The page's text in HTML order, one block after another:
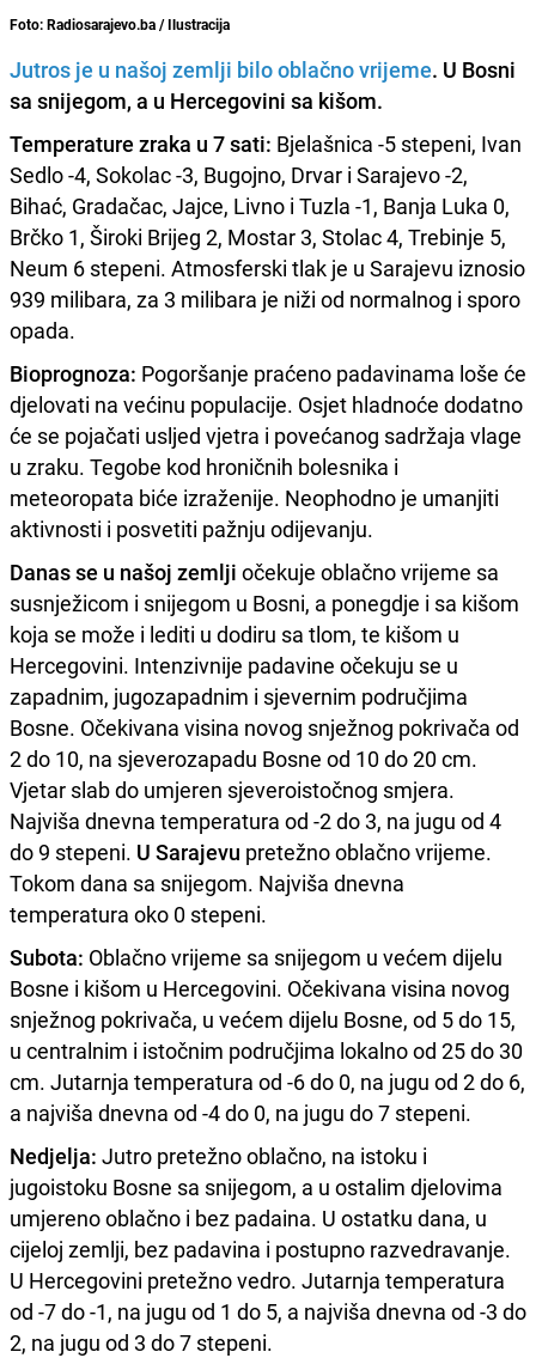
Foto: Radiosarajevo.ba / Ilustracija
Jutros je u našoj zemlji bilo oblačno vrijeme. U Bosni
sa snijegom, a u Hercegovini sa kišom.
Temperature zraka u 7 sati: Bjelašnica -5 stepeni, Ivan
Sedlo -4, Sokolac -3, Bugojno, Drvar i Sarajevo -2,
Bihać, Gradačac, Jajce, Livno i Tuzla -1, Banja Luka 0,
Brčko 1, Široki Brijeg 2, Mostar 3, Stolac 4, Trebinje 5,
Neum 6 stepeni. Atmosferski tlak je u Sarajevu iznosio
939 milibara, za 3 milibara je niži od normalnog i sporo
opada.
Bioprognoza: Pogoršanje praćeno padavinama loše će
djelovati na većinu populacije. Osjet hladnoće dodatno
će se pojačati usljed vjetra i povećanog sadržaja vlage
u zraku. Tegobe kod hroničnih bolesnika i
meteoropata biće izraženije. Neophodno je umanjiti
aktivnosti i posvetiti pažnju odijevanju.
Danas se u našoj zemlji očekuje oblačno vrijeme sa
susnježicom i snijegom u Bosni, a ponegdje i sa kišom
koja se može i lediti u dodiru sa tlom, te kišom u
Hercegovini. Intenzivnije padavine očekuju se u
zapadnim, jugozapadnim i sjevernim područjima
Bosne. Očekivana visina novog snježnog pokrivača od
2 do 10, na sjeverozapadu Bosne od 10 do 20 cm.
Vjetar slab do umjeren sjeveroistočnog smjera.
Najviša dnevna temperatura od -2 do 3, na jugu od 4
do 9 stepeni. U Sarajevu pretežno oblačno vrijeme.
Tokom dana sa snijegom. Najviša dnevna
temperatura oko 0 stepeni.
Subota: Oblačno vrijeme sa snijegom u većem dijelu
Bosne i kišom u Hercegovini. Očekivana visina novog
snježnog pokrivača, u većem dijelu Bosne, od 5 do 15,
u centralnim i istočnim područjima lokalno od 25 do 30
cm. Jutarnja temperatura od -6 do 0, na jugu od 2 do 6,
a najviša dnevna od -4 do 0, na jugu do 7 stepeni.
Nedjelja: Jutro pretežno oblačno, na istoku i
jugoistoku Bosne sa snijegom, a u ostalim djelovima
umjereno oblačno i bez padaina. U ostatku dana, u
cijeloj zemlji, bez padavina i postupno razvedravanje.
U Hercegovini pretežno vedro. Jutarnja temperatura
od -7 do -1, na jugu od 1 do 5, a najviša dnevna od -3 do
2, na jugu od 3 do 7 stepeni.